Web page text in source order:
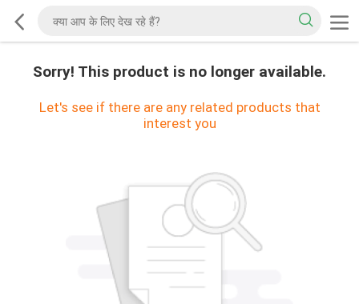
Sorry! This product is no longer available.
Let's see if there are any related products that
interest you